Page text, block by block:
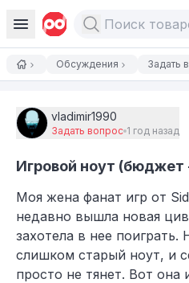
Обсуждения Задать
vladimir1990
Задать вопрос 1 год назад
Игровой ноут (бюджет
Моя жена фанат игр от
недавно вышла новая
захотела в нее
слишком старый ноут, и
просто не тянет. Вот она